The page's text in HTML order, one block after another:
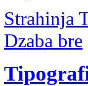
Strahinja
Dzaba bre